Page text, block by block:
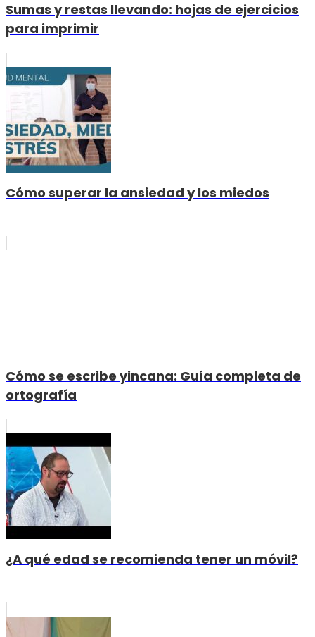
Sumas y restas llevando: hojas de ejercicios
para imprimir
Cómo superar la ansiedad y los miedos
Cómo se escribe yincana: Guía completa de
ortografía
¿A qué edad se recomienda tener un móvil?